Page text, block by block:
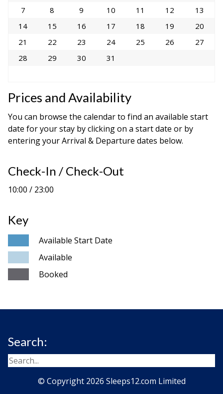
Prices and Availability
You can browse the calendar to find an available start
date for your stay by clicking on a start date or by
entering your Arrival & Departure dates below.
Check-In / Check-Out
10:00 / 23:00
Key
Available Start Date
Available
Booked
7
8 9 10 11 12
13
14
15 16 17 18 19
20
21
22 23 24 25 26
27
28
29 30 31
Search:
© Copyright 2026 Sleeps12.com Limited